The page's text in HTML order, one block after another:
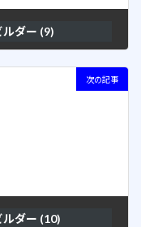
ダー (9)
次の記事
ダー (10)